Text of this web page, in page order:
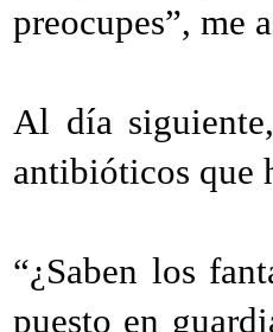
preocupes”, me
Al día
antibióticos que
“¿Saben los
puesto en